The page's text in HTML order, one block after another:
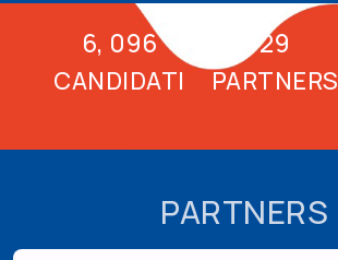
6, 096
CANDIDATI
29
PARTNERS
PARTNERS